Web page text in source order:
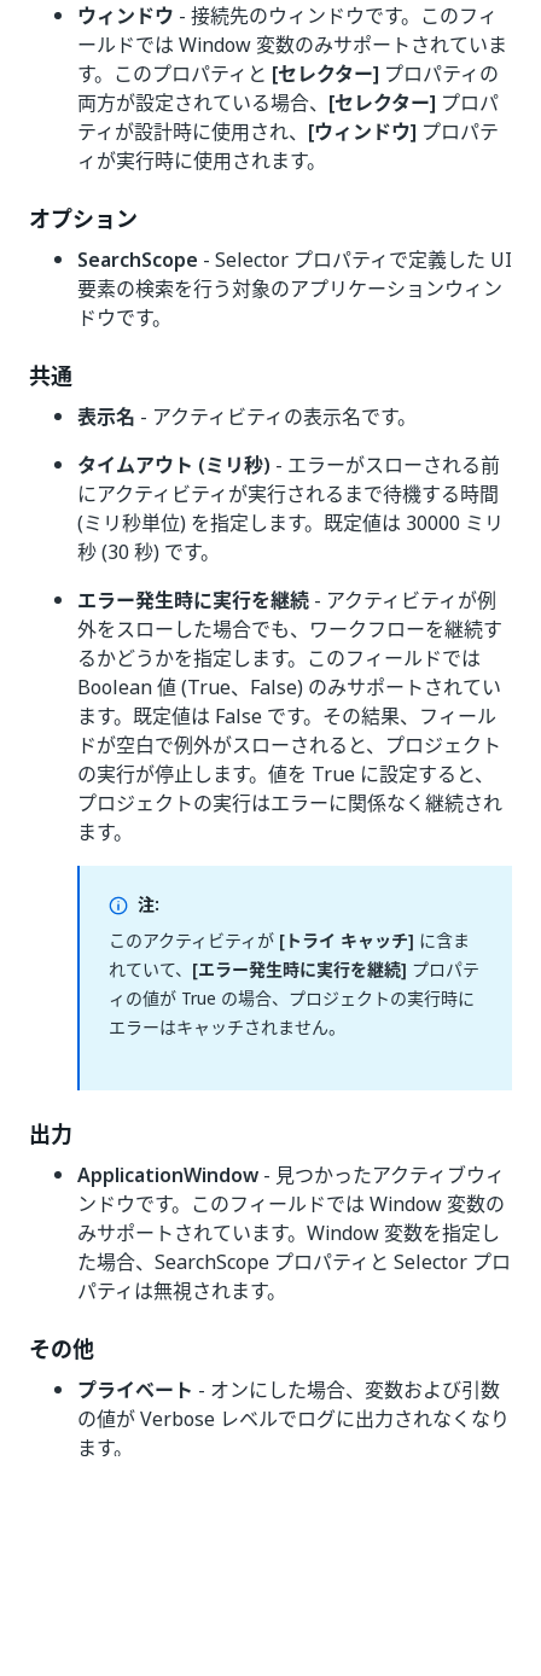
ウィンドウ - 接続先のウィンドウです。このフィ
ールドでは Window 変数のみサポートされていま
す。このプロパティと [セレクター] プロパティの
両方が設定されている場合、 [セレクター] プロパ
ティが設計時に使用され、 [ウィンドウ] プロパテ
ィが実行時に使用されます。
オプション
SearchScope - Selector プロパティで定義した UI
要素の検索を行う対象のアプリケーションウィン
ドウです。
共通
表示名 - アクティビティの表示名です。
タイムアウト (ミリ秒) - エラーがスローされる前
にアクティビティが実行されるまで待機する時間
(ミリ秒単位) を指定します。既定値は 30000 ミリ
秒 (30 秒) です。
エラー発生時に実行を継続 - アクティビティが例
外をスローした場合でも、ワークフローを継続す
るかどうかを指定します。このフィールドでは
Boolean 値 (True、False) のみサポートされてい
ます。既定値は False です。その結果、フィール
ドが空白で例外がスローされると、プロジェクト
の実行が停止します。値を True に設定すると、
プロジェクトの実行はエラーに関係なく継続され
ます。
注:
このアクティビティが [トライ キャッチ] に含ま
れていて、 [エラー発生時に実行を継続] プロパテ
ィの値が True の場合、プロジェクトの実行時に
エラーはキャッチされません。
出力
ApplicationWindow - 見つかったアクティブウィ
ンドウです。このフィールドでは Window 変数の
みサポートされています。Window 変数を指定し
た場合、SearchScope プロパティと Selector プロ
パティは無視されます。
その他
プライベート - オンにした場合、変数および引数
の値が Verbose レベルでログに出力されなくなり
ます。